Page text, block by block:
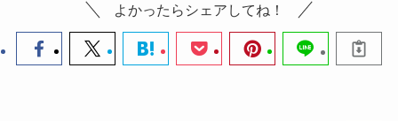
よかったらシェアしてね！